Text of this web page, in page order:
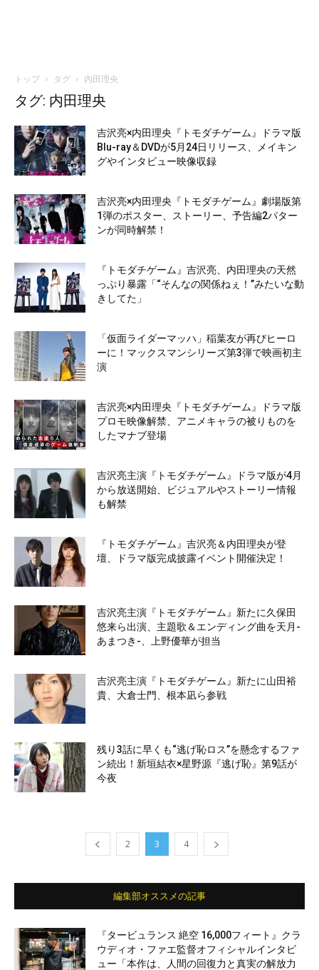
トップ タグ 内田理央
タグ: 内田理央
吉沢亮×内田理央『トモダチゲーム』ドラマ版
Blu-ray＆DVDが5月24日リリース、メイキン
グやインタビュー映像収録
吉沢亮×内田理央『トモダチゲーム』劇場版第
1弾のポスター、ストーリー、予告編2パター
ンが同時解禁！
『トモダチゲーム』吉沢亮、内田理央の天然
っぷり暴露「“そんなの関係ねぇ！”みたいな動
きしてた」
「仮面ライダーマッハ」稲葉友が再びヒーロ
ーに！マックスマンシリーズ第3弾で映画初主
演
吉沢亮×内田理央『トモダチゲーム』ドラマ版
プロモ映像解禁、アニメキャラの被りものを
したマナブ登場
吉沢亮主演『トモダチゲーム』ドラマ版が4月
から放送開始、ビジュアルやストーリー情報
も解禁
『トモダチゲーム』吉沢亮＆内田理央が登
壇、ドラマ版完成披露イベント開催決定！
吉沢亮主演『トモダチゲーム』新たに久保田
悠来ら出演、主題歌＆エンディング曲を天月-
あまつき-、上野優華が担当
吉沢亮主演『トモダチゲーム』新たに山田裕
貴、大倉士門、根本凪ら参戦
残り3話に早くも“逃げ恥ロス”を懸念するファ
ン続出！新垣結衣×星野源『逃げ恥』第9話が
今夜
2 3 4
編集部オススメの記事
『タービュランス 絶空 16,000フィート』クラ
ウディオ・ファエ監督オフィシャルインタビ
ュー「本作は、人間の回復力と真実の解放力